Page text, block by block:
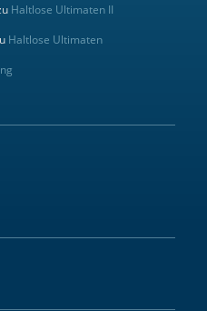
Haltlose Ultimaten II
Haltlose Ultimaten